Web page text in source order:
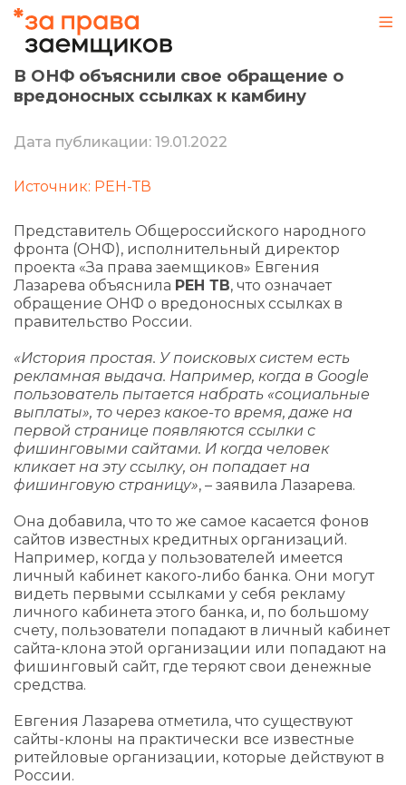
В ОНФ объяснили свое обращение о
вредоносных ссылках к камбину
Дата публикации: 19.01.2022
Источник: РЕН-ТВ
Представитель Общероссийского народного
фронта (ОНФ), исполнительный директор
проекта «За права заемщиков» Евгения
Лазарева объяснила РЕН ТВ, что означает
обращение ОНФ о вредоносных ссылках в
правительство России.
«История простая. У поисковых систем есть
рекламная выдача. Например, когда в Google
пользователь пытается набрать «социальные
выплаты», то через какое-то время, даже на
первой странице появляются ссылки с
фишинговыми сайтами. И когда человек
кликает на эту ссылку, он попадает на
фишинговую страницу», – заявила Лазарева.
Она добавила, что то же самое касается фонов
сайтов известных кредитных организаций.
Например, когда у пользователей имеется
личный кабинет какого-либо банка. Они могут
видеть первыми ссылками у себя рекламу
личного кабинета этого банка, и, по большому
счету, пользователи попадают в личный кабинет
сайта-клона этой организации или попадают на
фишинговый сайт, где теряют свои денежные
средства.
Евгения Лазарева отметила, что существуют
сайты-клоны на практически все известные
ритейловые организации, которые действуют в
России.